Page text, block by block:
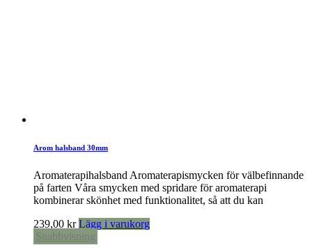
Arom halsband 30mm
Aromaterapihalsband Aromaterapismycken för välbefinnande
på farten Våra smycken med spridare för aromaterapi
kombinerar skönhet med funktionalitet, så att du kan
239,00 kr Lägg i varukorg
Snabbvisning